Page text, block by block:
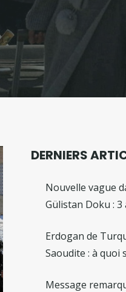
DERNIERS
Nouvelle vague
Gülistan Doku :
Erdogan de
Saoudite : à quoi
Message